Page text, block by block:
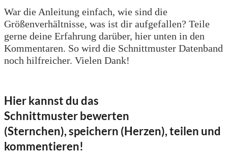
War die Anleitung einfach, wie sind die
Größenverhältnisse, was ist dir aufgefallen? Teile
gerne deine Erfahrung darüber, hier unten in den
Kommentaren. So wird die Schnittmuster Datenband
noch hilfreicher. Vielen Dank!
Hier kannst du das
Schnittmuster bewerten
(Sternchen), speichern (Herzen), teilen und
kommentieren!